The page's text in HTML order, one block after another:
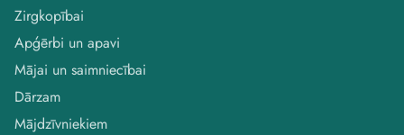
Zirgkopībai
Apģērbi un apavi
Mājai un saimniecībai
Dārzam
Mājdzīvniekiem